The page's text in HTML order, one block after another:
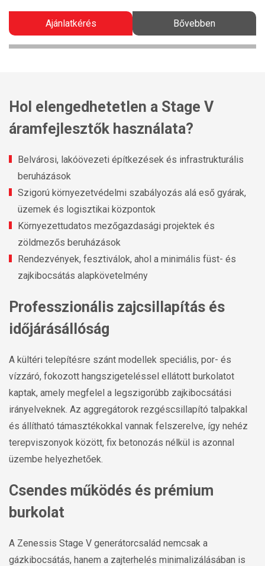
Ajánlatkérés Bővebben
Hol elengedhetetlen a Stage V
áramfejlesztők használata?
Belvárosi, lakóövezeti építkezések és infrastrukturális
beruházások
Szigorú környezetvédelmi szabályozás alá eső gyárak,
üzemek és logisztikai központok
Környezettudatos mezőgazdasági projektek és
zöldmezős beruházások
Rendezvények, fesztiválok, ahol a minimális füst- és
zajkibocsátás alapkövetelmény
Professzionális zajcsillapítás és
időjárásállóság
A kültéri telepítésre szánt modellek speciális, por- és
vízzáró, fokozott hangszigeteléssel ellátott burkolatot
kaptak, amely megfelel a legszigorúbb zajkibocsátási
irányelveknek. Az aggregátorok rezgéscsillapító talpakkal
és állítható támasztékokkal vannak felszerelve, így nehéz
terepviszonyok között, fix betonozás nélkül is azonnal
üzembe helyezhetőek.
Csendes működés és prémium
burkolat
A Zenessis Stage V generátorcsalád nemcsak a
gázkibocsátás, hanem a zajterhelés minimalizálásában is